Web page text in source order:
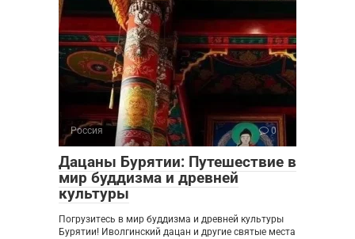
Россия 0
Дацаны Бурятии: Путешествие в
мир буддизма и древней
культуры
Погрузитесь в мир буддизма и древней культуры
Бурятии! Иволгинский дацан и другие святые места